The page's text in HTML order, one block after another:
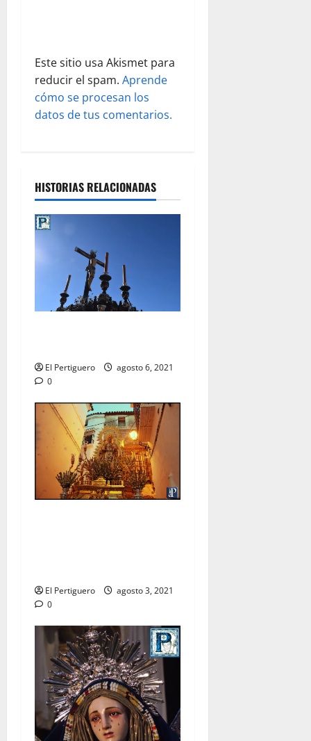
a
s
Este sitio usa Akismet para
reducir el spam. Aprende
cómo se procesan los
datos de tus comentarios.
HISTORIAS RELACIONADAS
El Pertiguero
agosto 6, 2021
0
El Pertiguero
agosto 3, 2021
0